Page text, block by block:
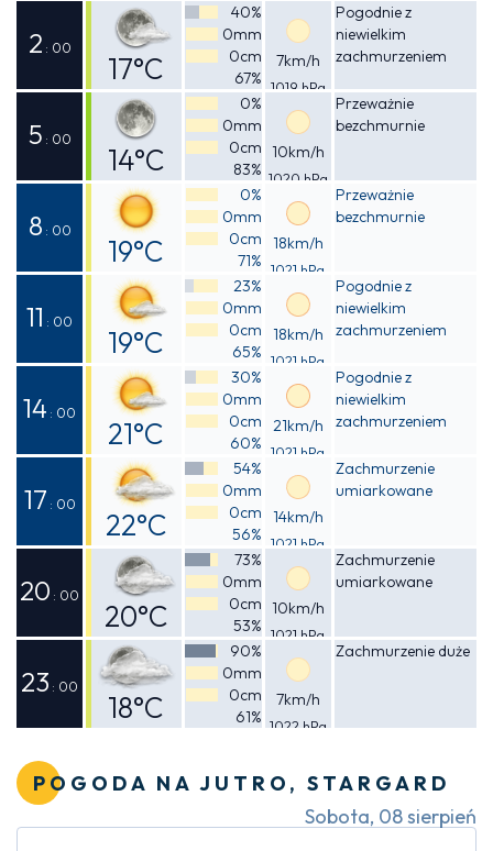
2 : 00
17°C
Odczuwalna
17°C
40%
0mm
0cm
67%
7km/h
1019 hPa
Pogodnie z
niewielkim
zachmurzeniem
5 : 00
14°C
Odczuwalna
13°C
0%
0mm
0cm
83%
10km/h
1020 hPa
Przeważnie
bezchmurnie
8 : 00
19°C
Odczuwalna
18°C
0%
0mm
0cm
71%
18km/h
1021 hPa
Przeważnie
bezchmurnie
11 : 00
19°C
Odczuwalna
19°C
23%
0mm
0cm
65%
18km/h
1021 hPa
Pogodnie z
niewielkim
zachmurzeniem
14 : 00
21°C
Odczuwalna
21°C
30%
0mm
0cm
60%
21km/h
1021 hPa
Pogodnie z
niewielkim
zachmurzeniem
17 : 00
22°C
Odczuwalna
22°C
54%
0mm
0cm
56%
14km/h
1021 hPa
Zachmurzenie
umiarkowane
20 : 00
20°C
Odczuwalna
20°C
73%
0mm
0cm
53%
10km/h
1021 hPa
Zachmurzenie
umiarkowane
23 : 00
18°C
90%
0mm
0cm
61%
7km/h
1022 hPa
Zachmurzenie duże
POGODA NA JUTRO, STARGARD
Sobota, 08 sierpień